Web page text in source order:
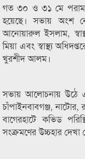
গত ৩০ ও ৩১ মে
হয়েছে। সভায় অংশ
আনোয়ারুল ইসলাম,
মিয়া এবং স্বাস্থ্য
খুরশীদ আলম।
সভায় আলোচনায় উঠে
চাঁপাইনবাবগঞ্জ,
বাগেরহাটে কভিড
সংক্রমণের উচ্চহার দেখা